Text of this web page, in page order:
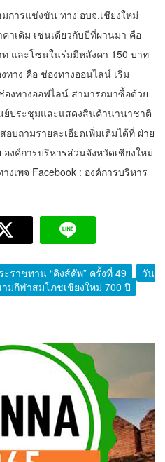
การแข่งขัน ทาง อบจ.เชียงใหม่
าเดิม เช่นเดียวกับปีที่ผ่านมา คือ
และโซนในร่มมีหลังคา 150 บาท
ทาง คือ ช่องทางออนไลน์ เริ่ม
งทางออฟไลน์ สามารถมาซื้อด้วย
ย์ประชุมและแสดงสินค้านานาชาติ
บถามรายละเอียดเพิ่มเติมได้ที่ ฝ่าย
งค์การบริหารส่วนจังหวัดเชียงใหม่
งเพจ Facebook : องค์การบริหาร
ราชทาน “คิงส์คัพ” ครั้งที่ 49
วัน
มกีฬาสมโภชเชียงใหม่ 700 ปี